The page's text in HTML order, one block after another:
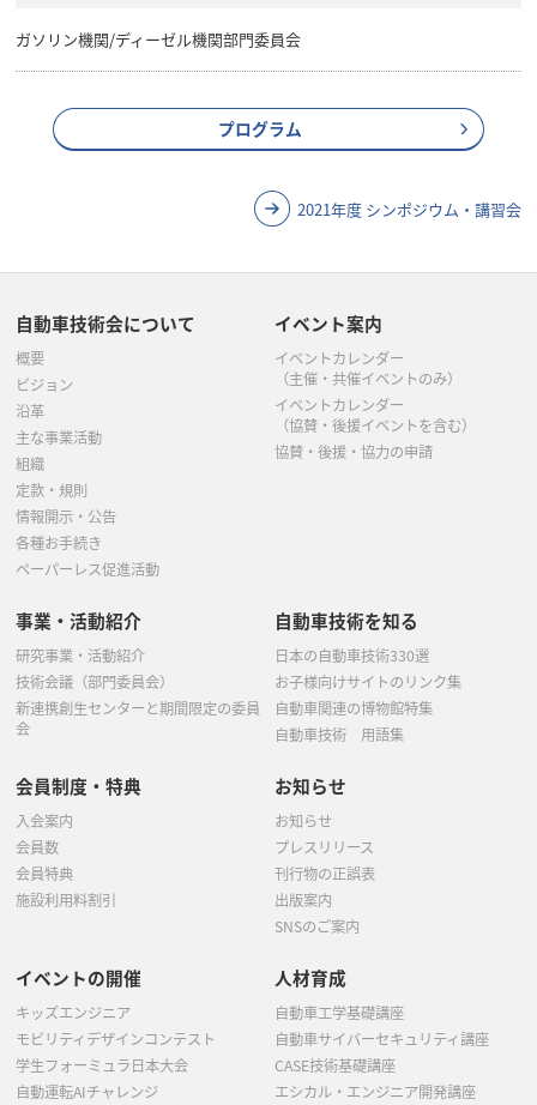
ガソリン機関/ディーゼル機関部門委員会
プログラム
2021年度 シンポジウム・講習会
自動車技術会について
概要
ビジョン
沿革
主な事業活動
組織
定款・規則
情報開示・公告
各種お手続き
ペーパーレス促進活動
イベント案内
イベントカレンダー
（主催・共催イベントのみ）
イベントカレンダー
（協賛・後援イベントを含む）
協賛・後援・協力の申請
事業・活動紹介
研究事業・活動紹介
技術会議（部門委員会）
新連携創生センターと期間限定の委員
会
自動車技術を知る
日本の自動車技術330選
お子様向けサイトのリンク集
自動車関連の博物館特集
自動車技術 用語集
会員制度・特典
入会案内
会員数
会員特典
施設利用料割引
お知らせ
お知らせ
プレスリリース
刊行物の正誤表
出版案内
SNSのご案内
イベントの開催
キッズエンジニア
モビリティデザインコンテスト
学生フォーミュラ日本大会
自動運転AIチャレンジ
人材育成
自動車工学基礎講座
自動車サイバーセキュリティ講座
CASE技術基礎講座
エシカル・エンジニア開発講座